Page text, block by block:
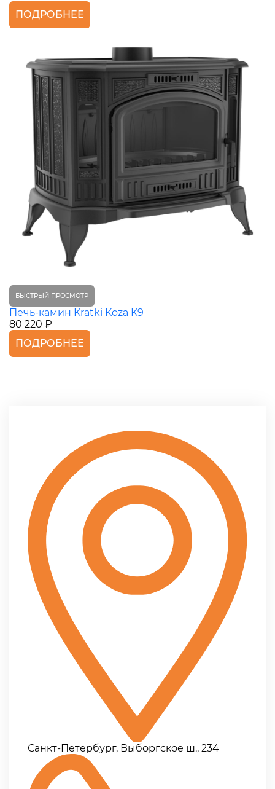
ПОДРОБНЕЕ
БЫСТРЫЙ ПРОСМОТР
Печь-камин Kratki Koza K9
80 220 ₽
ПОДРОБНЕЕ
Санкт-Петербург, Выборгское ш., 234